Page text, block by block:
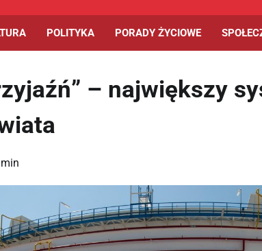
POLITYKA PORADY ŻYCIOWE
– największy